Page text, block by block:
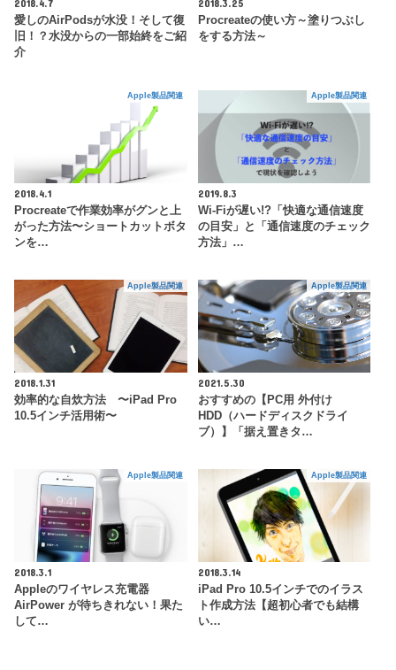
2018.4.7
愛しのAirPodsが水没！そして復
旧！？水没からの一部始終をご紹
介
2018.3.25
Procreateの使い方～塗りつぶし
をする方法～
Apple製品関連
2018.4.1
Procreateで作業効率がグンと上
がった方法〜ショートカットボタ
ンを…
Apple製品関連
2019.8.3
Wi-Fiが遅い!?「快適な通信速度
の目安」と「通信速度のチェック
方法」…
Apple製品関連
2018.1.31
効率的な自炊方法 〜iPad Pro
10.5インチ活用術〜
Apple製品関連
2021.5.30
おすすめの【PC用 外付け
HDD（ハードディスクドライ
ブ）】「据え置きタ…
Apple製品関連
2018.3.1
Appleのワイヤレス充電器
AirPower が待ちきれない！果た
して…
Apple製品関連
2018.3.14
iPad Pro 10.5インチでのイラス
ト作成方法【超初心者でも結構
い…